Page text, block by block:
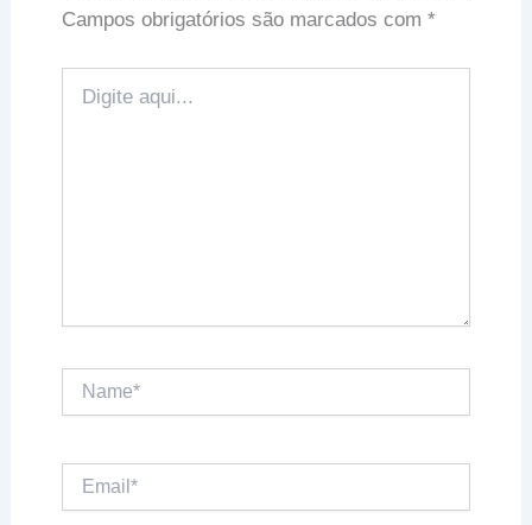
Campos obrigatórios são marcados com *
aqui...